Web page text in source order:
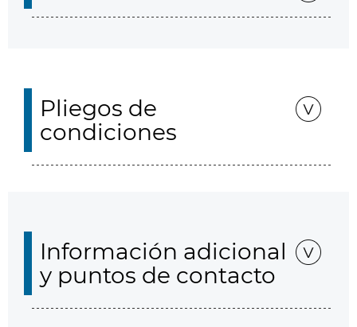
Pliegos de
condiciones
Información adicional
y puntos de contacto